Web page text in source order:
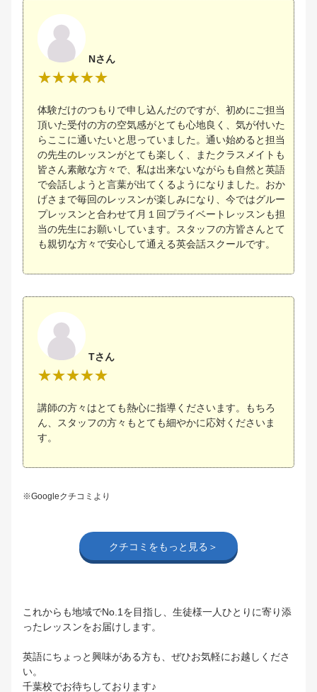
Nさん
体験だけのつもりで申し込んだのですが、初めにご担当
頂いた受付の方の空気感がとても心地良く、気が付いた
らここに通いたいと思っていました。通い始めると担当
の先生のレッスンがとても楽しく、またクラスメイトも
皆さん素敵な方々で、私は出来ないながらも自然と英語
で会話しようと言葉が出てくるようになりました。おか
げさまで毎回のレッスンが楽しみになり、今ではグルー
プレッスンと合わせて月１回プライベートレッスンも担
当の先生にお願いしています。スタッフの方皆さんとて
も親切な方々で安心して通える英会話スクールです。
Tさん
講師の方々はとても熱心に指導くださいます。もちろ
ん、スタッフの方々もとても細やかに応対くださいま
す。
※Googleクチコミより
クチコミをもっと見る＞
これからも地域でNo.1を目指し、生徒様一人ひとりに寄り添
ったレッスンをお届けします。
英語にちょっと興味がある方も、ぜひお気軽にお越しくださ
い。
千葉校でお待ちしております♪